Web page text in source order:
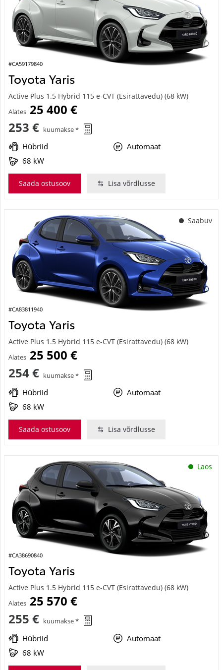
#CA59179840
Toyota Yaris
Active Plus 1.5 Hybrid 115 e-CVT (Esirattavedu) (68 kW)
Alates 25 400 €
253 € kuumakse *
Hübriid
Automaat
68 kW
Saada ostusoov Lisa võrdlusse
Saabuv
#CA83811940
Toyota Yaris
Active Plus 1.5 Hybrid 115 e-CVT (Esirattavedu) (68 kW)
Alates 25 500 €
254 € kuumakse *
Hübriid
Automaat
68 kW
Saada ostusoov Lisa võrdlusse
Laos
#CA38690840
Toyota Yaris
Active Plus 1.5 Hybrid 115 e-CVT (Esirattavedu) (68 kW)
Alates 25 570 €
255 € kuumakse *
Hübriid
Automaat
68 kW